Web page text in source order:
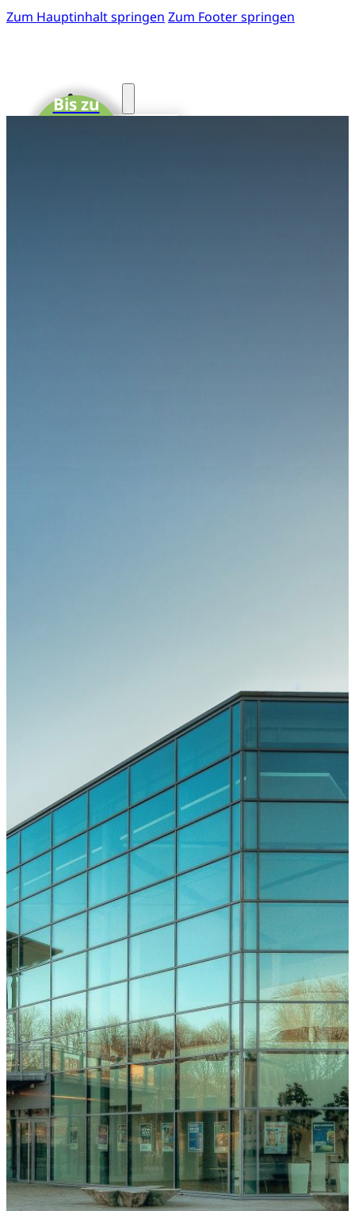
Zum Hauptinhalt springen Zum Footer springen
Start
Freiburg
Downloads
Kongressarchiv
Kongressort
OsnabrückHalle
mit der
DB
(Rabatt)
Wissenschaftliches
Programm
Bis zu
15 CME-